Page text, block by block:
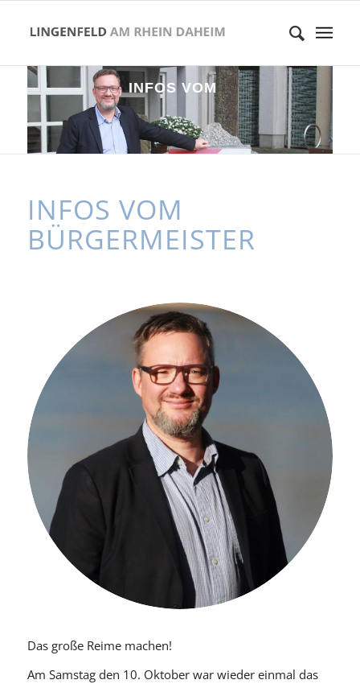
INFOS VOM
BÜ E RMEI TER
INFOS VOM
BÜRGERMEISTER
Das große Reime machen!
Am Samstag den 10. Oktober war wieder einmal das